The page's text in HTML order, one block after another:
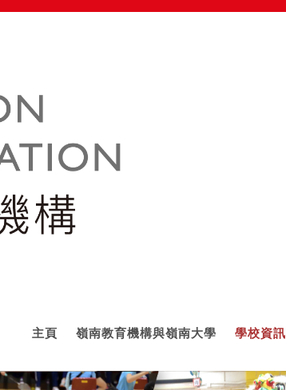
主頁
嶺南教育機構與嶺南大學 學校資訊